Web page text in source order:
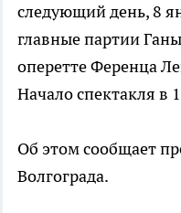
следующий день, 8
главные партии
оперетте Ференца
Начало спектакля в
Об этом сообщает
Волгограда.